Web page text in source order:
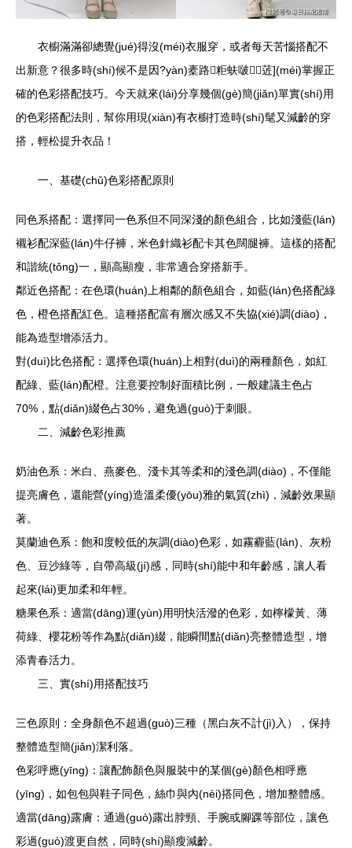
衣櫥滿滿卻總覺(jué)得沒(méi)衣服穿，或者每天苦惱搭配不
出新意？很多時(shí)候不是因?yàn)橐路粔蚨啵菦](méi)掌握正
確的色彩搭配技巧。今天就來(lái)分享幾個(gè)簡(jiǎn)單實(shí)用
的色彩搭配法則，幫你用現(xiàn)有衣櫥打造時(shí)髦又減齡的穿
搭，輕松提升衣品！
一、基礎(chǔ)色彩搭配原則
同色系搭配：選擇同一色系但不同深淺的顏色組合，比如淺藍(lán)
襯衫配深藍(lán)牛仔褲，米色針織衫配卡其色闊腿褲。這樣的搭配
和諧統(tǒng)一，顯高顯瘦，非常適合穿搭新手。
鄰近色搭配：在色環(huán)上相鄰的顏色組合，如藍(lán)色搭配綠
色，橙色搭配紅色。這種搭配富有層次感又不失協(xié)調(diào)，
能為造型增添活力。
對(duì)比色搭配：選擇色環(huán)上相對(duì)的兩種顏色，如紅
配綠、藍(lán)配橙。注意要控制好面積比例，一般建議主色占
70%，點(diǎn)綴色占30%，避免過(guò)于刺眼。
二、減齡色彩推薦
奶油色系：米白、燕麥色、淺卡其等柔和的淺色調(diào)，不僅能
提亮膚色，還能營(yíng)造溫柔優(yōu)雅的氣質(zhì)，減齡效果顯
著。
莫蘭迪色系：飽和度較低的灰調(diào)色彩，如霧霾藍(lán)、灰粉
色、豆沙綠等，自帶高級(jí)感，同時(shí)能中和年齡感，讓人看
起來(lái)更加柔和年輕。
糖果色系：適當(dāng)運(yùn)用明快活潑的色彩，如檸檬黃、薄
荷綠、櫻花粉等作為點(diǎn)綴，能瞬間點(diǎn)亮整體造型，增
添青春活力。
三、實(shí)用搭配技巧
三色原則：全身顏色不超過(guò)三種（黑白灰不計(jì)入），保持
整體造型簡(jiǎn)潔利落。
色彩呼應(yīng)：讓配飾顏色與服裝中的某個(gè)顏色相呼應
(yīng)，如包包與鞋子同色，絲巾與內(nèi)搭同色，增加整體感。
適當(dāng)露膚：通過(guò)露出脖頸、手腕或腳踝等部位，讓色
彩過(guò)渡更自然，同時(shí)顯瘦減齡。